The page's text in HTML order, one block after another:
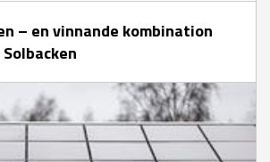
– en vinnande kombination